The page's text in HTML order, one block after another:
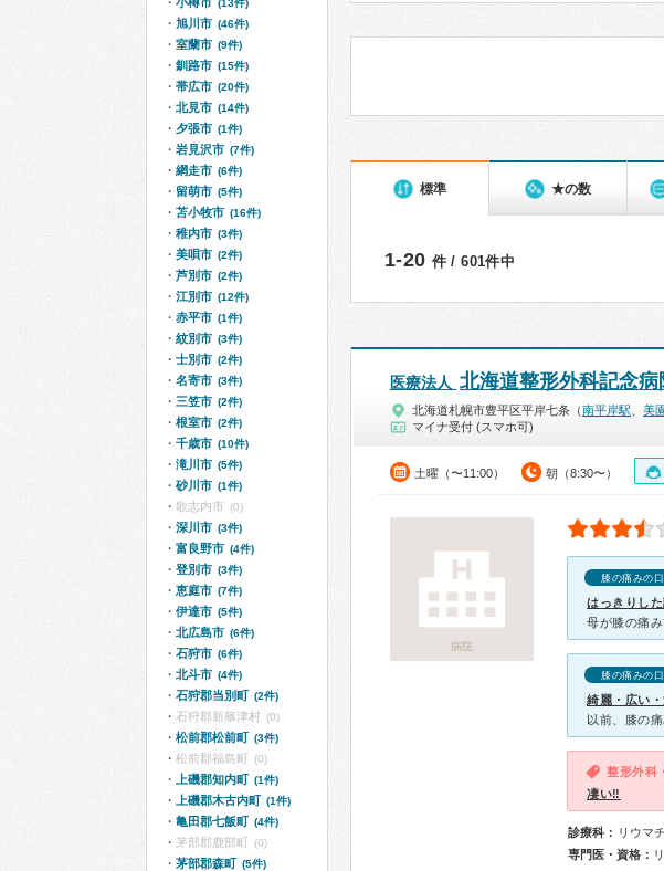
標準 ★の数
1-20 件 / 601件中
医療法人 北海道整形外科記念病
北海道札幌市豊平区平岸七条（南平岸駅 美
マイナ受付 (スマホ可)
土曜（〜11:00） 朝（8:30〜）
病院
膝の痛みの口
はっきりし
膝の痛みの口
綺麗・広い
整形外科
凄い‼︎
診療科： リウマ
専門医・資格：
(13件)
旭川市 (46件)
室蘭市 (9件)
釧路市 (15件)
帯広市 (20件)
北見市 (14件)
夕張市 (1件)
岩見沢市 (7件)
網走市 (6件)
留萌市 (5件)
苫小牧市 (16件)
稚内市 (3件)
美唄市 (2件)
芦別市 (2件)
江別市 (12件)
赤平市 (1件)
紋別市 (3件)
士別市 (2件)
名寄市 (3件)
三笠市 (2件)
根室市 (2件)
千歳市 (10件)
滝川市 (5件)
砂川市 (1件)
歌志内市 (0)
深川市 (3件)
富良野市 (4件)
登別市 (3件)
恵庭市 (7件)
伊達市 (5件)
北広島市 (6件)
石狩市 (6件)
北斗市 (4件)
石狩郡当別町 (2件)
石狩郡新篠津村 (0)
松前郡松前町 (3件)
松前郡福島町 (0)
上磯郡知内町 (1件)
上磯郡木古内町 (1件)
亀田郡七飯町 (4件)
茅部郡鹿部町 (0)
茅部郡森町 (5件)